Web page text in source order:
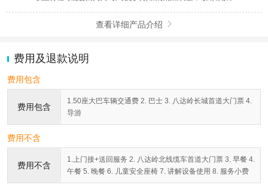
查看详细产品介绍 
费用及退款说明
费用包含
费用包含
1.50座大巴车辆交通费 2. 巴士 3. 八达岭长城首道大门票 4.
导游
费用不含
费用不含
1.上门接+送回服务 2. 八达岭北线缆车首道大门票 3. 早餐 4.
午餐 5. 晚餐 6. 儿童安全座椅 7. 讲解设备使用 8. 服务小费